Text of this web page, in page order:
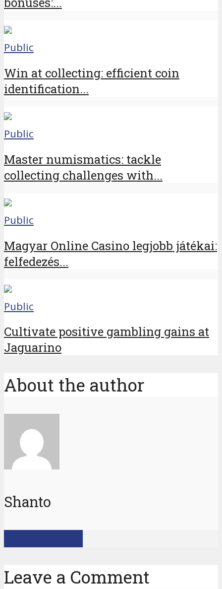
Public
Win at collecting: efficient coin
identification...
Public
Master numismatics: tackle
collecting challenges with...
Public
Magyar Online Casino legjobb játékai:
felfedezés...
Public
Cultivate positive gambling gains at
Jaguarino
About the author
Shanto
Leave a Comment